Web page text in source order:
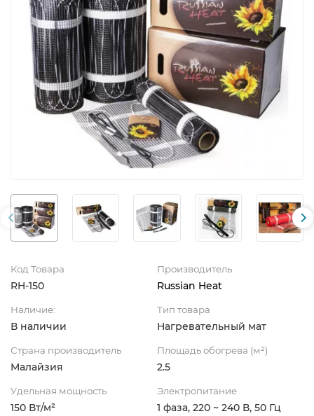
Код Товара
RH-150
Производитель
Russian Heat
Наличие:
В наличии
Тип товара
Нагревательный мат
Страна производитель
Малайзия
Площадь обогрева (м²)
2.5
Удельная мощность
150 Вт/м²
Электропитание
1 фаза, 220 ~ 240 В, 50 Гц